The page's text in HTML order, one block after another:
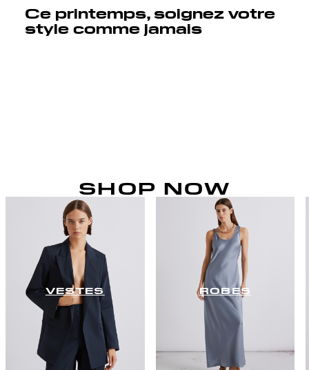
Ce printemps, soignez votre
style comme jamais
SHOP NOW
VESTES ROBES